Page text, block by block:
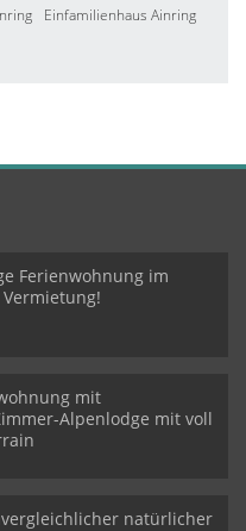
Einfamilienhaus Ainring
Ferienwohnung im
mit
Alpenlodge mit voll
natürlicher